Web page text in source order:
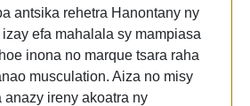
antsika rehetra Hanontany ny
efa mahalala sy mampiasa
inona no marque tsara raha
musculation. Aiza no misy
anazy ireny akoatra ny